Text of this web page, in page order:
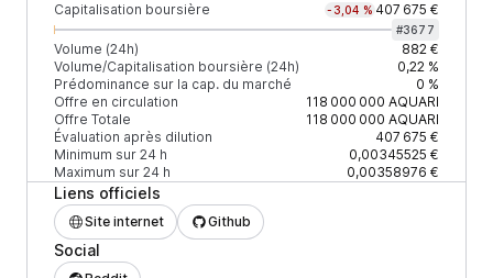
Capitalisation boursière -3,04 % 407 675 €
#3677
Volume (24h)
882 €
Volume/Capitalisation boursière (24h)
0,22 %
Prédominance sur la cap. du marché
0 %
Offre en circulation
118 000 000 AQUARI
Offre Totale
118 000 000 AQUARI
Évaluation après dilution
407 675 €
Minimum sur 24 h
0,00345525 €
Maximum sur 24 h
0,00358976 €
Liens officiels
Site internet Github
Social